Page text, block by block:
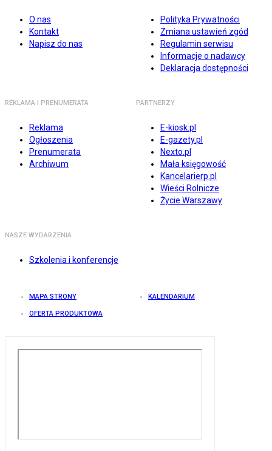
O nas
Kontakt
Napisz do nas
Polityka Prywatności
Zmiana ustawień zgód
Regulamin serwisu
Informacje o nadawcy
Deklaracja dostępności
REKLAMA I PRENUMERATA
Reklama
Ogłoszenia
Prenumerata
Archiwum
PARTNERZY
E-kiosk.pl
E-gazety.pl
Nexto.pl
Mała księgowość
Kancelarierp.pl
Wieści Rolnicze
Życie Warszawy
NASZE WYDARZENIA
Szkolenia i konferencje
MAPA STRONY KALENDARIUM
OFERTA PRODUKTOWA